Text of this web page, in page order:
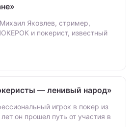
Яковлев, стример,
и покерист, известный
— ленивый народ»
игрок в покер из
он прошел путь от участия в